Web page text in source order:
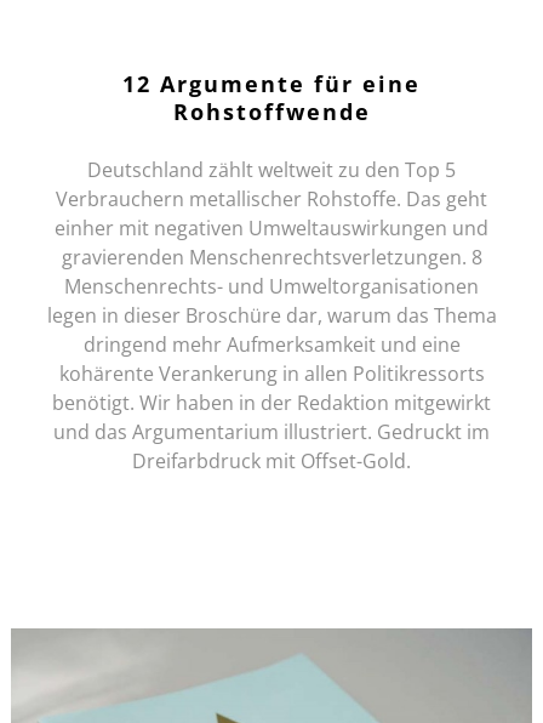
12 Argumente für eine
Rohstoffwende
Deutschland zählt weltweit zu den Top 5
Verbrauchern metallischer Rohstoffe. Das geht
einher mit negativen Umweltauswirkungen und
gravierenden Menschenrechtsverletzungen. 8
Menschenrechts- und Umweltorganisationen
legen in dieser Broschüre dar, warum das Thema
dringend mehr Aufmerksamkeit und eine
kohärente Verankerung in allen Politikressorts
benötigt. Wir haben in der Redaktion mitgewirkt
und das Argumentarium illustriert. Gedruckt im
Dreifarbdruck mit Offset-Gold.